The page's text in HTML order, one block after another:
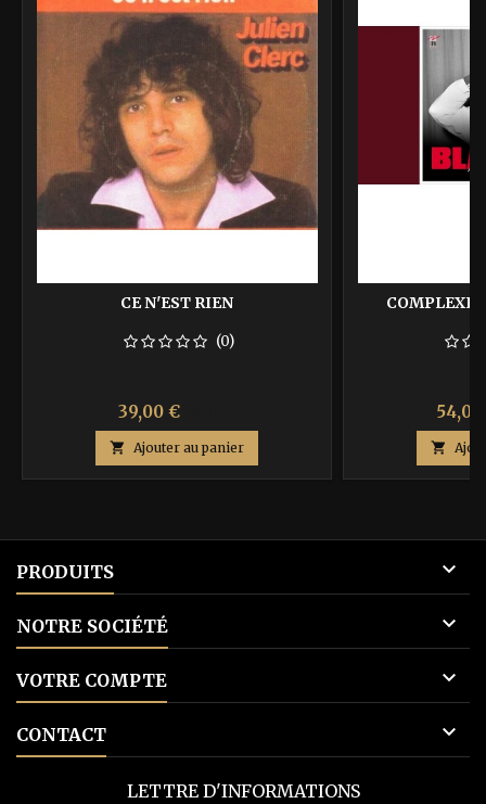
CE N'EST RIEN
(0)
Prix
39,00 €
base
 Ajouter au panier
COMPLEXE
Prix

PRODUITS 
NOTRE SOCIÉTÉ 
VOTRE COMPTE 
CONTACT 
LETTRE D'INFORMATIONS